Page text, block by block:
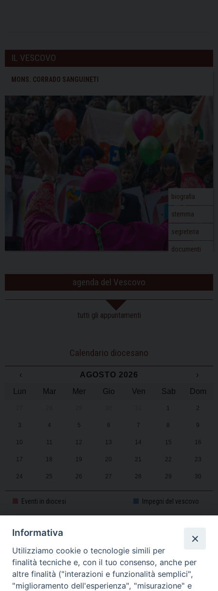
IL VESCOVO
MONS. CORRADO SANGUINETI
biografia
stemma
segreteria
documenti
agenda del Vescovo
tutti gli appuntamenti
Calendario diocesano
‹ AGOSTO 2026
›
Lun
Mar Mer Gio Ven Sab Dom
1 2
3 4 5 6 7 8 9
10 11 12 13 14 15 16
17 18 19 20 21 22 23
24 25 26 27 28 29 30
31 1 2 3 4 5 6
Eventi in diocesi Impegni del vescovo
CALENDARIO PASTORALE 2025-2026
Informativa
Utilizziamo cookie o tecnologie simili per
finalità tecniche e, con il tuo consenso, anche per
altre finalità ("interazioni e funzionalità semplici",
"miglioramento dell'esperienza", "misurazione" e